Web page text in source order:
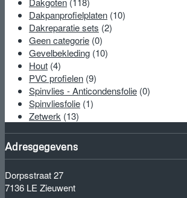
Dakpanprofielplaten (10)
Dakreparatie sets (2)
Geen categorie (0)
Gevelbekleding (10)
Hout (4)
PVC profielen (9)
Spinvlies - Anticondensfolie (0)
Spinvliesfolie (1)
Zetwerk (13)
Adresgegevens
Dorpsstraat 27
7136 LE Zieuwent